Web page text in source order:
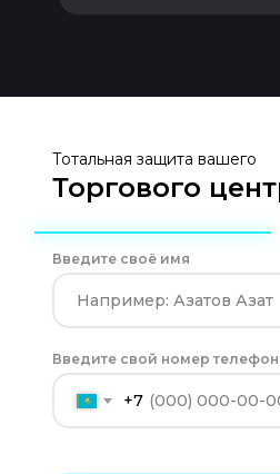
Заказать
сейчас!
Торгового
Введите своё имя
Введите свой номер
+7
Тотальная защита вашего